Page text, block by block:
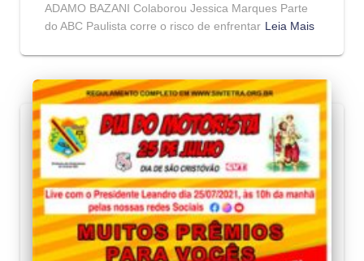
ADAMO BAZANI Colaborou Jessica Marques Parte
do ABC Paulista corre o risco de enfrentar Leia Mais